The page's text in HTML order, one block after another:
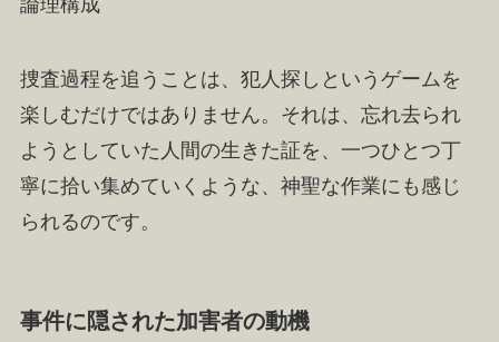
捜査過程を追うことは、犯人探しというゲームを
楽しむだけではありません。それは、忘れ去られ
ようとしていた人間の生きた証を、一つひとつ丁
寧に拾い集めていくような、神聖な作業にも感じ
られるのです。
事件に隠された加害者の動機